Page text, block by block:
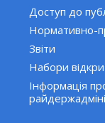
Доступ до
Нормативно-
Звіти
Набори
Інформація